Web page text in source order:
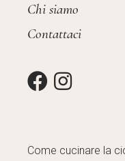
Chi siamo
Contattaci
Come cucinare la